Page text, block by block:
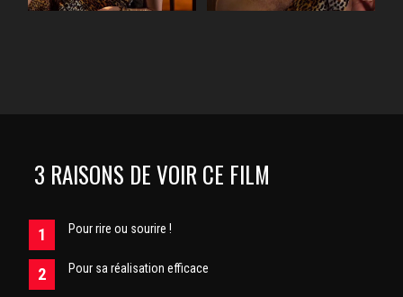
3 RAISONS DE VOIR CE FILM
Pour rire ou sourire !
Pour sa réalisation efficace